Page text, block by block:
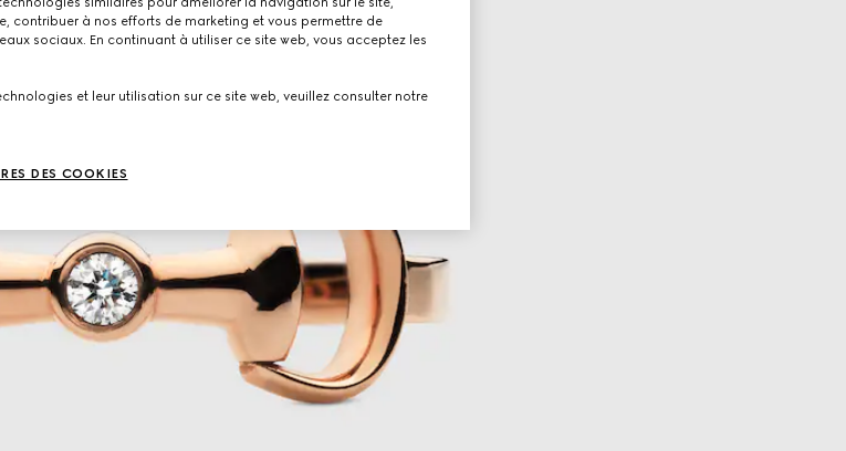
contribuer à nos efforts de marketing et vous permettre de
sociaux. En continuant à utiliser ce site web, vous acceptez les
et leur utilisation sur ce site web, veuillez consulter notre
DES COOKIES